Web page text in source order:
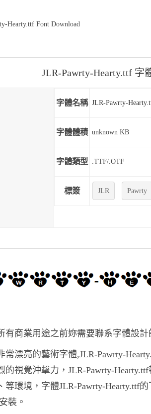
Hearty.ttf Font Download
JLR-Pawrty-Hearty.ttf 字
字體名稱 JLR-Pawrty-
字體體積 unknown KB
字體類型 .TTF/.OTF
標簽 JLR Pawrty
有商業用途之前妳需要聯系字體設計
常漂亮的藝術字體,JLR-Pawrty-
的視覺沖擊力，JLR-Pawrty-
環境，字體JLR-Pawrty-Hearty.ttf
裝。